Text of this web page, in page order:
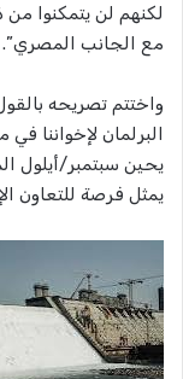
لكنهم لن يتمكنوا من
مع الجانب المصري”.
واختتم تصريحه
البرلمان لإخواننا
يحين سبتمبر/أيلول
يمثل فرصة للتعاون